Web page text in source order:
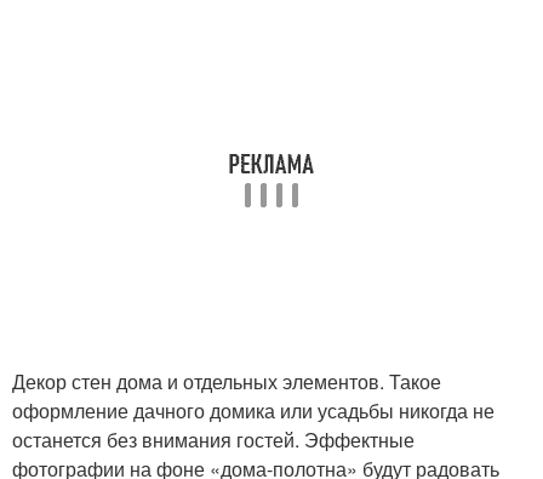
Декор стен дома и отдельных элементов. Такое
оформление дачного домика или усадьбы никогда не
останется без внимания гостей. Эффектные
фотографии на фоне «дома-полотна» будут радовать